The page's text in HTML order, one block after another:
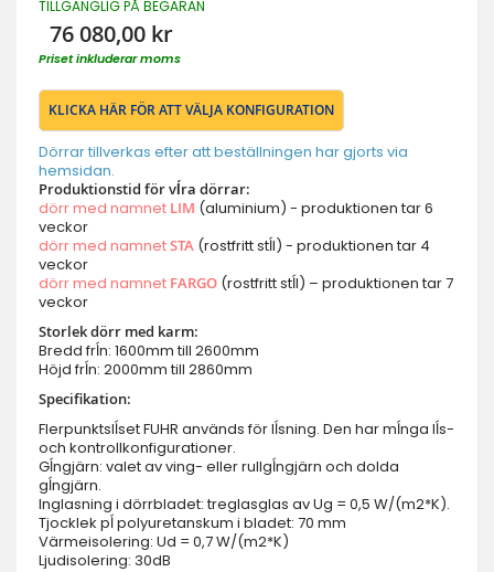
TILLGÄNGLIG PÅ BEGÄRAN
76 080,00 kr
Priset inkluderar moms
KLICKA HÄR FÖR ATT VÄLJA KONFIGURATION
Dörrar tillverkas efter att beställningen har gjorts via
hemsidan.
Produktionstid för vĺra dörrar:
dörr med namnet LIM (aluminium) - produktionen tar 6
veckor
dörr med namnetSTA (rostfritt stĺl) - produktionen tar 4
veckor
dörr med namnet FARGO (rostfritt stĺl) – produktionen tar 7
veckor
Storlek dörr med karm:
Bredd frĺn: 1600mm till 2600mm
Höjd frĺn: 2000mm till 2860mm
Specifikation:
Flerpunktslĺset FUHR används för lĺsning. Den har mĺnga lĺs-
och kontrollkonfigurationer.
Gĺngjärn: valet av ving- eller rullgĺngjärn och dolda
gĺngjärn.
Inglasning i dörrbladet: treglasglas av Ug = 0,5 W/(m2*K).
Tjocklek pĺ polyuretanskum i bladet: 70 mm
Värmeisolering: Ud = 0,7 W/(m2*K)
Ljudisolering: 30dB